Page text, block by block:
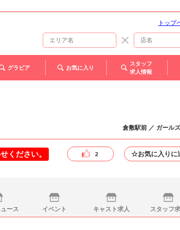
トップ
グラビア お気に入り
スタッフ
求人情報
倉敷駅前 ／ ガール
ください。 2 ☆お気に入りに
ース イベント キャスト求人 スタッフ